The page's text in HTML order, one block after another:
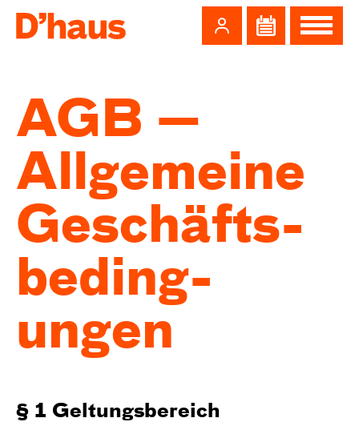
AGB —
Allge­meine
Geschäfts­
beding­
ungen
§ 1 Geltungsbereich